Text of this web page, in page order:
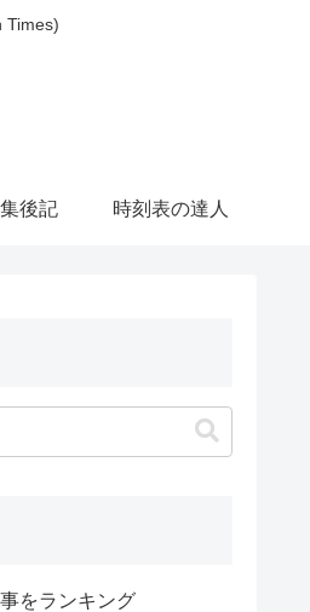
Times)
後記 時刻表の達人
をランキング